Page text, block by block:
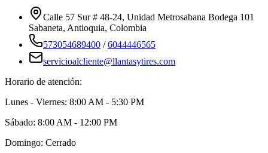
Calle 57 Sur # 48-24, Unidad Metrosabana Bodega 101
Sabaneta, Antioquia, Colombia
573054689400 /6044446565
servicioalcliente@llantasytires.com
Horario de atención:
Lunes - Viernes: 8:00 AM - 5:30 PM
Sábado: 8:00 AM - 12:00 PM
Domingo: Cerrado